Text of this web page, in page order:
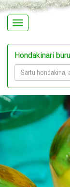
Navegación
Hondakinari